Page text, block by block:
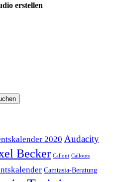
erstellen
2020 Audacity
Becker Callout Callouts
Camtasia-Beratung